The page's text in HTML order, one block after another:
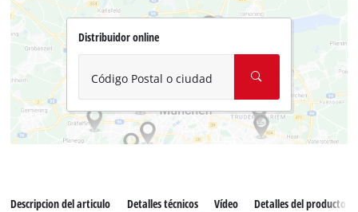
Distribuidor online
Código Postal o ciudad
Descripcion del articulo Detalles técnicos Vídeo Detalles del producto